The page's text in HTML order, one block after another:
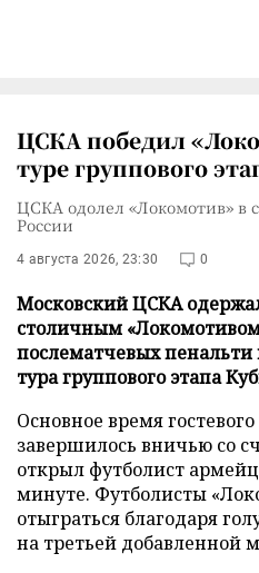
ЦСКА победил
туре группового
ЦСКА одолел «Локомотив» в
России
4 августа 2026, 23:30 0
Московский ЦСКА
столичным
послематчевых пенальти
тура группового этапа
Основное время
завершилось вничью со
открыл футболист
минуте. Футболисты
отыграться благодаря
на третьей добавленной